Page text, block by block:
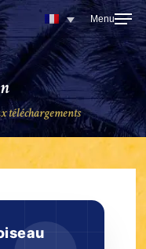
téléchargements